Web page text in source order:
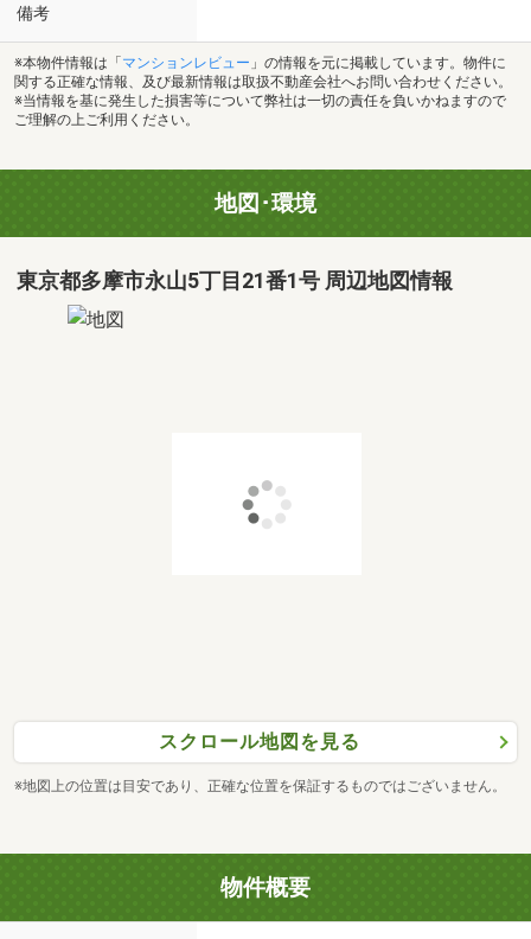
備考
※本物件情報は「 マンションレビュー 」の情報を元に掲載しています。物件に
関する正確な情報、及び最新情報は取扱不動産会社へお問い合わせください。
※当情報を基に発生した損害等について弊社は一切の責任を負いかねますので
ご理解の上ご利用ください。
地図･環境
東京都多摩市永山5丁目21番1号 周辺地図情報
スクロール地図を見る
※地図上の位置は目安であり、正確な位置を保証するものではございません。
物件概要